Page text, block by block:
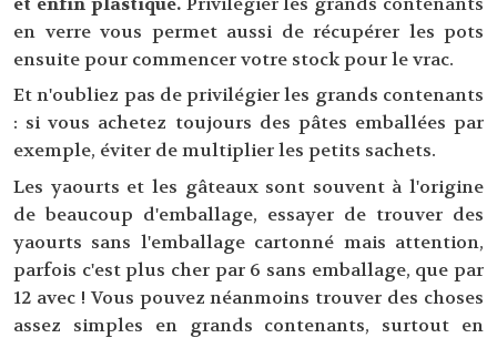
en verre vous permet aussi de récupérer les pots
ensuite pour commencer votre stock pour le vrac.
Et n'oubliez pas de privilégier les grands contenants
: si vous achetez toujours des pâtes emballées par
exemple, éviter de multiplier les petits sachets.
Les yaourts et les gâteaux sont souvent à l'origine
de beaucoup d'emballage, essayer de trouver des
yaourts sans l'emballage cartonné mais attention,
parfois c'est plus cher par 6 sans emballage, que par
12 avec ! Vous pouvez néanmoins trouver des choses
assez simples en grands contenants, surtout en